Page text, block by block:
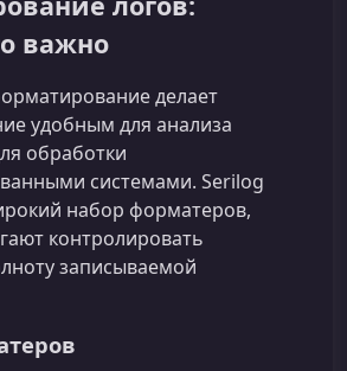
важно
делает
удобным для анализа
обработки
системами. Serilog
набор форматеров,
контролировать
записываемой